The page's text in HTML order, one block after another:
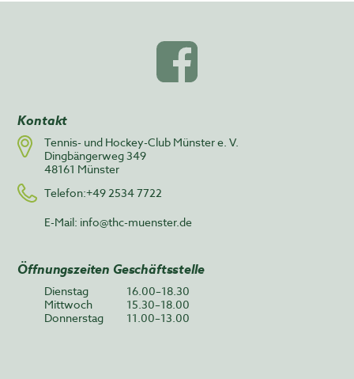
Kontakt
Tennis- und Hockey-Club Münster e. V.
Dingbängerweg 349
48161 Münster
Telefon:+49 2534 7722
E-Mail: info@thc-muenster.de
Öffnungszeiten Geschäftsstelle
Dienstag
16.00–18.30
Mittwoch
15.30–18.00
Donnerstag
11.00–13.00